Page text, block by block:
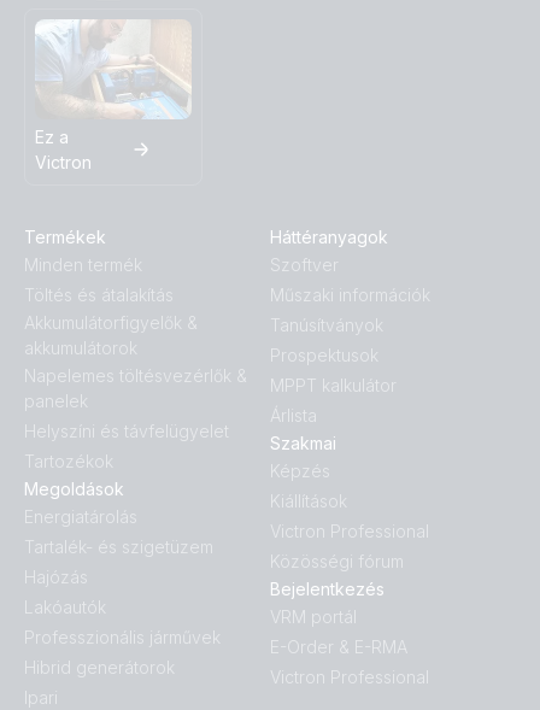
Ez a
Victron
Termékek
Minden termék
Töltés és átalakítás
Akkumulátorfigyelők &
akkumulátorok
Napelemes töltésvezérlők &
panelek
Helyszíni és távfelügyelet
Tartozékok
Megoldások
Energiatárolás
Tartalék- és szigetüzem
Hajózás
Lakóautók
Professzionális járművek
Hibrid generátorok
Ipari
Háttéranyagok
Szoftver
Műszaki információk
Tanúsítványok
Prospektusok
MPPT kalkulátor
Árlista
Szakmai
Képzés
Kiállítások
Victron Professional
Közösségi fórum
Bejelentkezés
VRM portál
E-Order & E-RMA
Victron Professional